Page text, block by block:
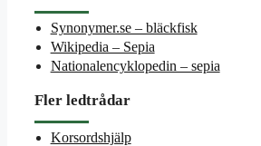
Synonymer.se – bläckfisk
Wikipedia – Sepia
Nationalencyklopedin – sepia
Fler ledtrådar
Korsordshjälp